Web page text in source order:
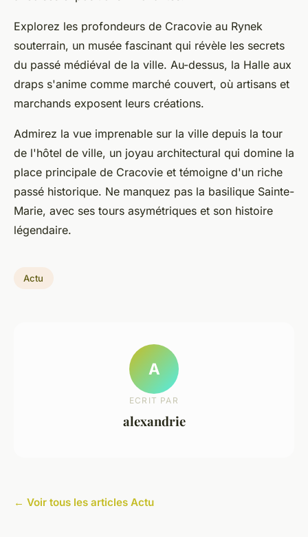
Explorez les profondeurs de Cracovie au Rynek
souterrain, un musée fascinant qui révèle les secrets
du passé médiéval de la ville. Au-dessus, la Halle aux
draps s'anime comme marché couvert, où artisans et
marchands exposent leurs créations.
Admirez la vue imprenable sur la ville depuis la tour
de l'hôtel de ville, un joyau architectural qui domine la
place principale de Cracovie et témoigne d'un riche
passé historique. Ne manquez pas la basilique Sainte-
Marie, avec ses tours asymétriques et son histoire
légendaire.
Actu
A
ECRIT PAR
alexandrie
← Voir tous les articles Actu